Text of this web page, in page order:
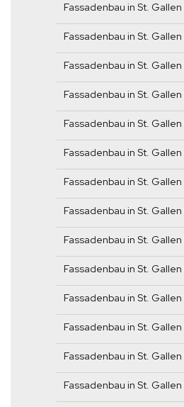
Fassadenbau in St.
Fassadenbau in St.
Fassadenbau in St.
Fassadenbau in St.
Fassadenbau in St.
Fassadenbau in St. Gallen
Fassadenbau in St.
Fassadenbau in St.
Fassadenbau in St.
Fassadenbau in St. Gallen
Fassadenbau in St. Gallen
Fassadenbau in St.
Fassadenbau in St. Gallen
Fassadenbau in St. Gallen